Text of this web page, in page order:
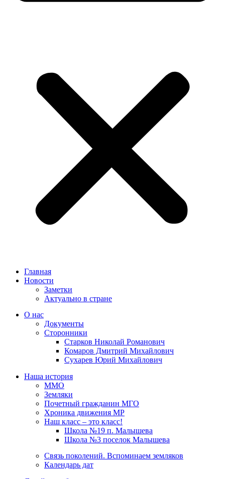
Главная
Новости
Заметки
Актуально в стране
О нас
Документы
Сторонники
Старков Николай Романович
Комаров Дмитрий Михайлович
Сухарев Юрий Михайлович
Наша история
ММО
Земляки
Почетный гражданин МГО
Хроника движения МР
Наш класс – это класс!
Школа №19 п. Малышева
Школа №3 поселок Малышева
Связь поколений. Вспоминаем земляков
Календарь дат